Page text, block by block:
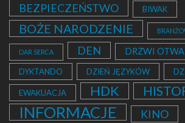
BEZPIECZEŃSTWO BIWAK
BOŻE NARODZENIE
DAR SERCA DEN DRZWI
DYKTANDO DZIEŃ JĘZYKÓW
EWAKUACJA HDK
INFORMACJE KINO